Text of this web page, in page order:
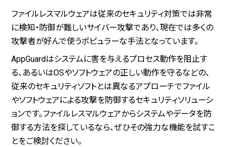
ファイルレスマルウェアは従来のセキュリティ対策では非常
に検知・防御が難しいサイバー攻撃であり、現在では多くの
攻撃者が好んで使うポピュラーな手法となっています。
AppGuardはシステムに害を与えるプロセス動作を阻止す
る、あるいはOSやソフトウェアの正しい動作を守るなどの、
従来のセキュリティソフトとは異なるアプローチでファイル
やソフトウェアによる攻撃を防御するセキュリティソリューシ
ョンです。ファイルレスマルウェアからシステムやデータを防
御する方法を探しているなら、ぜひその強力な機能を試すこ
とをご検討ください。